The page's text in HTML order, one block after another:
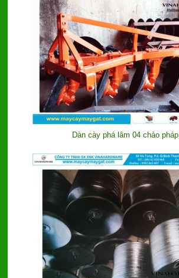
Dàn cày phá lâm 04 chảo pháp